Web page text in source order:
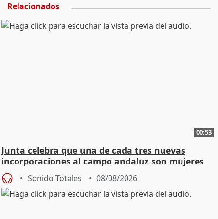
Relacionados
00:53
Junta celebra que una de cada tres nuevas
incorporaciones al campo andaluz son mujeres
jóvenes
Sonido Totales 08/08/2026